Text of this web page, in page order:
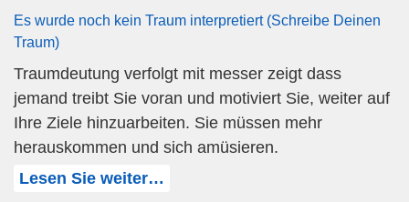
Es wurde noch kein Traum interpretiert (Schreibe Deinen
Traum)
Traumdeutung verfolgt mit messer zeigt dass
jemand treibt Sie voran und motiviert Sie, weiter auf
Ihre Ziele hinzuarbeiten. Sie müssen mehr
herauskommen und sich amüsieren.
Lesen Sie weiter…